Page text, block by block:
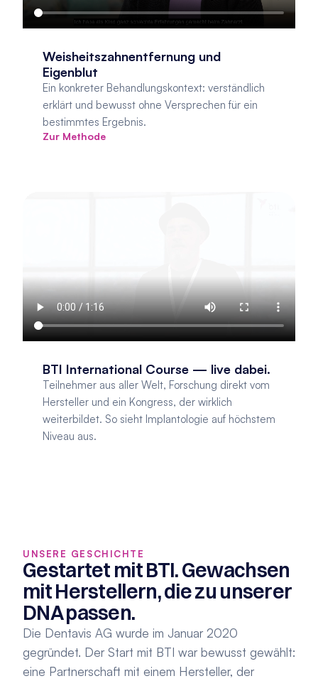
Weisheitszahnentfernung und
Eigenblut
Ein konkreter Behandlungskontext: verständlich
erklärt und bewusst ohne Versprechen für ein
bestimmtes Ergebnis.
Zur Methode
BTI International Course — live dabei.
Teilnehmer aus aller Welt, Forschung direkt vom
Hersteller und ein Kongress, der wirklich
weiterbildet. So sieht Implantologie auf höchstem
Niveau aus.
UNSERE GESCHICHTE
Gestartet mit BTI. Gewachsen
mit Herstellern, die zu unserer
DNA passen.
Die Dentavis AG wurde im Januar 2020
gegründet. Der Start mit BTI war bewusst gewählt:
eine Partnerschaft mit einem Hersteller, der